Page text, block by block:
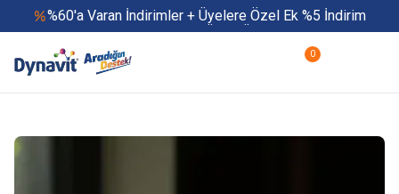
%60'a Varan İndirimler + Üyelere Özel Ek %5 İndirim
Yaz Boyu 500 TL ve Üzeri Ücretsiz Kargo
Yaza Özel Fırsatlar Başladı
0